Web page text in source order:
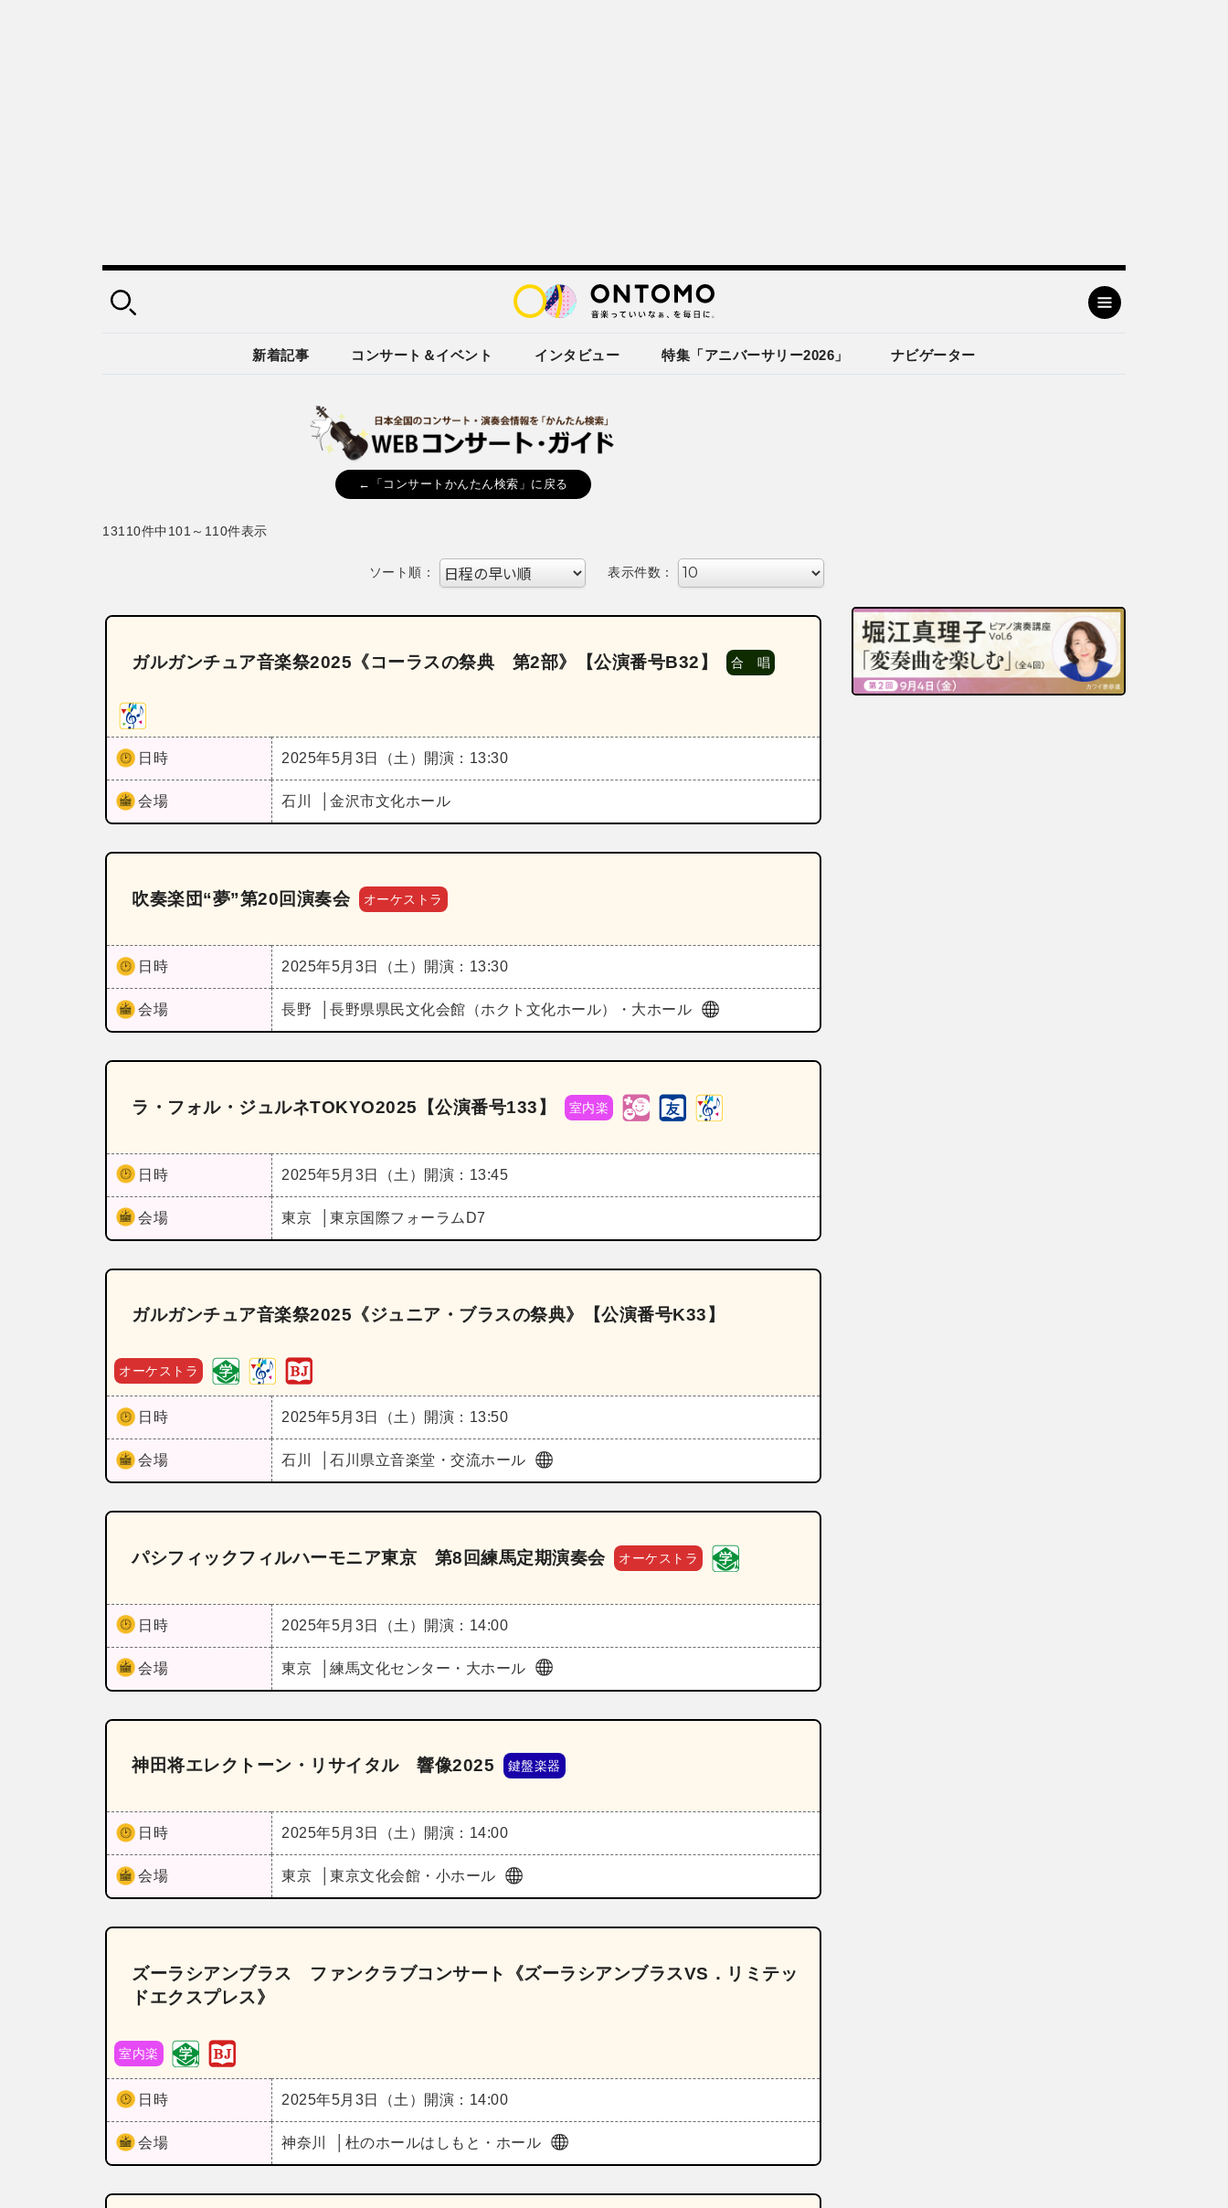
新着記事 コンサート＆イベント インタビュー 特集「アニバーサリー2026」 ナビゲーター
←「コンサートかんたん検索」に戻る
13110件中101～110件表示
ソート順： 表示件数：
ガルガンチュア音楽祭2025《コーラスの祭典 第2部》【公演番号B32】 合 唱
日時 2025年5月3日（土） 開演：13:30
会場 石川 金沢市文化ホール
吹奏楽団“夢”第20回演奏会 オーケストラ
日時 2025年5月3日（土） 開演：13:30
会場 長野 長野県県民文化会館（ホクト文化ホール）・大ホール
ラ・フォル・ジュルネTOKYO2025【公演番号133】 室内楽
日時 2025年5月3日（土） 開演：13:45
会場 東京 東京国際フォーラムD7
ガルガンチュア音楽祭2025《ジュニア・ブラスの祭典》【公演番号K33】
オーケストラ
日時 2025年5月3日（土） 開演：13:50
会場 石川 石川県立音楽堂・交流ホール
パシフィックフィルハーモニア東京 第8回練馬定期演奏会 オーケストラ
日時 2025年5月3日（土） 開演：14:00
会場 東京 練馬文化センター・大ホール
神田将エレクトーン・リサイタル 響像2025 鍵盤楽器
日時 2025年5月3日（土） 開演：14:00
会場 東京 東京文化会館・小ホール
ズーラシアンブラス ファンクラブコンサート《ズーラシアンブラスVS．リミテッ
ドエクスプレス》
室内楽
日時 2025年5月3日（土） 開演：14:00
会場 神奈川 杜のホールはしもと・ホール